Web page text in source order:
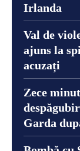
Irlanda
Val de
ajuns la
acuzați
Zece
Garda